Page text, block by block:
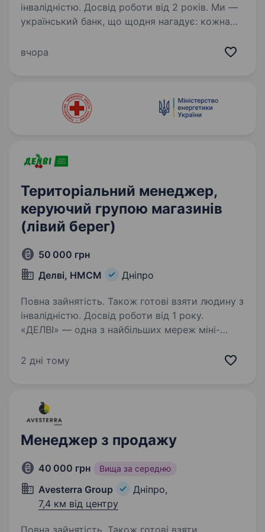
інвалідністю. Досвід роботи від 2 років. Ми —
український банк, що щодня нагадує: кожна
ми орієнтуємось на те, щоб наші клієнти
Ми прагнемо забезпечити…
вчора
Територіальний менеджер,
керуючий групою магазинів
(лівий берег)
50 000 грн
Делві, НМСМ
Дніпро
Повна зайнятість. Також готові взяти людину з
інвалідністю. Досвід роботи від 1 року.
«ДЕЛВІ» — одна з найбільших мереж міні-
та входить у ТОП-10 торгових операторів
європейські…
2 дні тому
Менеджер з продажу
40 000 грн Вища за середню
Avesterra Group
Дніпро,
7,4 км від центру
Повна зайнятість. Також готові взяти